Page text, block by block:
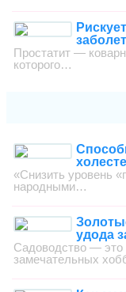
Простатит —
которого…
«Снизить уровень
народными…
удода
Садоводство — это
замечательных